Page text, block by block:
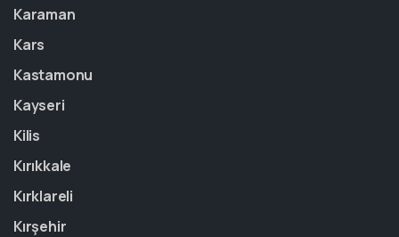
Karaman
Kars
Kastamonu
Kayseri
Kilis
Kırıkkale
Kırklareli
Kırşehir